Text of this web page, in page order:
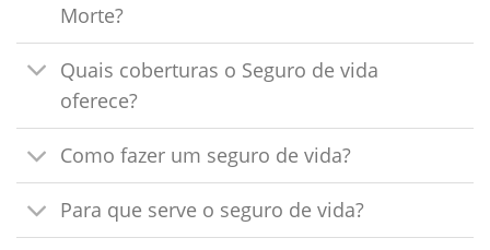
Morte?
Quais coberturas o Seguro de vida
oferece?
Como fazer um seguro de vida?
Para que serve o seguro de vida?